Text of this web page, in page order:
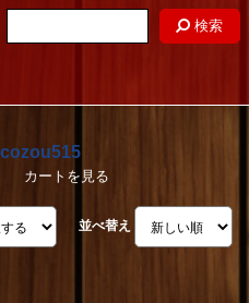
検索
カートを見る
並べ替え